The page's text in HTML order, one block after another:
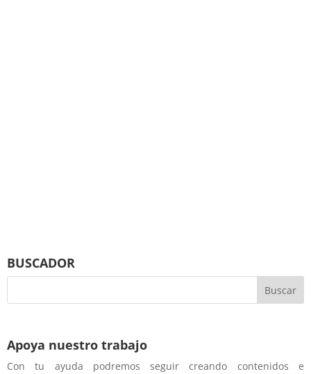
BUSCADOR
Apoya nuestro trabajo
Con tu ayuda podremos seguir creando contenidos e